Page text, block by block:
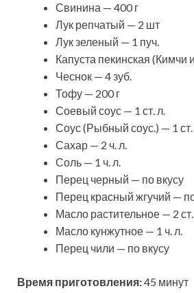
Свинина — 400 г
Лук репчатый — 2 шт
Лук зеленый — 1 пуч.
Капуста пекинская (Кимчи
Чеснок — 4 зуб.
Тофу — 200 г
Соевый соус — 1 ст. л.
Соус (Рыбный соус.) — 1 ст.
Сахар — 2 ч. л.
Соль — 1 ч. л.
Перец черный — по вкусу
Перец красный жгучий —
Масло растительное — 2
Масло кунжутное — 1 ч. л.
Перец чили — по вкусу
Время приготовления:45 минут